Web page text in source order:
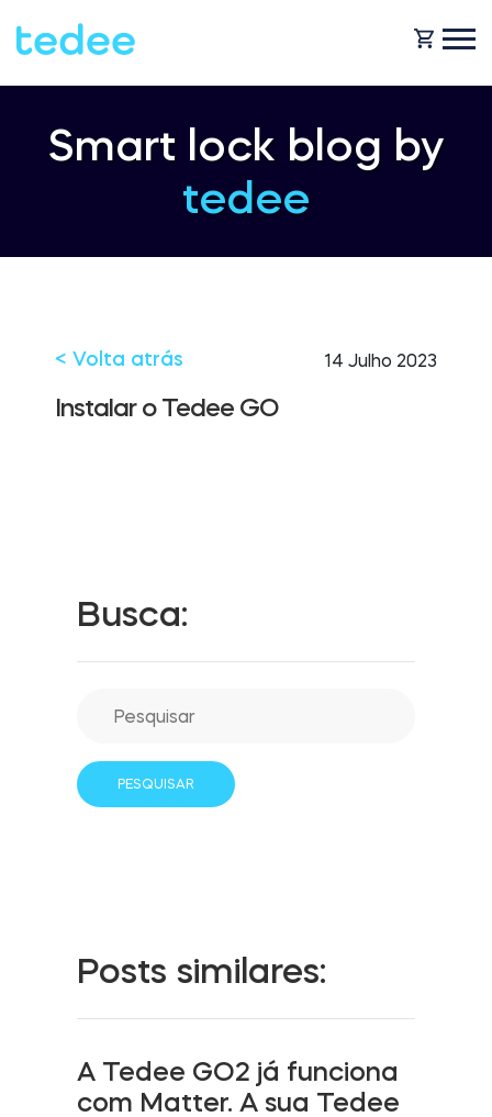
COMO FUNCIONA?
Tedee GO
Tedee Bridge
Cilindros
Smart lock blog by
tedee
< Volta atrás 14 Julho 2023
Instalar o Tedee GO
Busca:
Posts similares:
A Tedee GO2 já funciona
com Matter. A sua Tedee